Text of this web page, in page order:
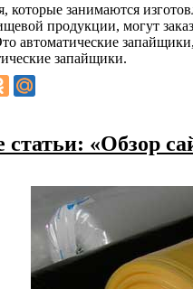
которые занимаются
продукции, могут
автоматические
запайщики.
статьи: «Обзор